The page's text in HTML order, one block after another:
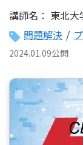
講師名： 東北大
問題解決 /
2024.01.09公開